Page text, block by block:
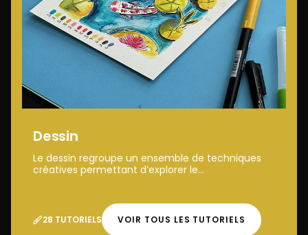
Dessin
Le dessin regroupe un ensemble de techniques
créatives permettant d’explorer le...
28 TUTORIELS VOIR TOUS LES TUTORIELS